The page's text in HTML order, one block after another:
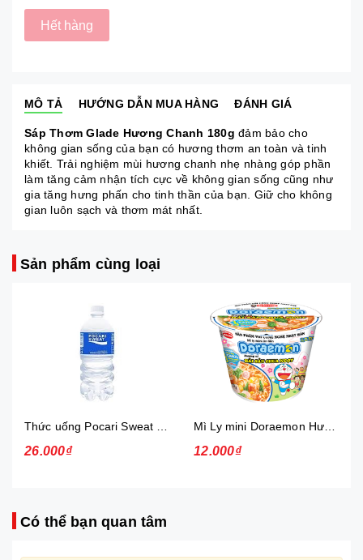
Hết hàng
MÔ TẢ HƯỚNG DẪN MUA HÀNG ĐÁNH GIÁ
Sáp Thơm Glade Hương Chanh 180g đảm bảo cho
không gian sống của bạn có hương thơm an toàn và tinh
khiết. Trải nghiệm mùi hương chanh nhẹ nhàng góp phần
làm tăng cảm nhận tích cực về không gian sống cũng như
gia tăng hưng phấn cho tinh thần của bạn. Giữ cho không
gian luôn sạch và thơm mát nhất.
Sản phẩm cùng loại
26.000₫ 12.000₫
Có thể bạn quan tâm